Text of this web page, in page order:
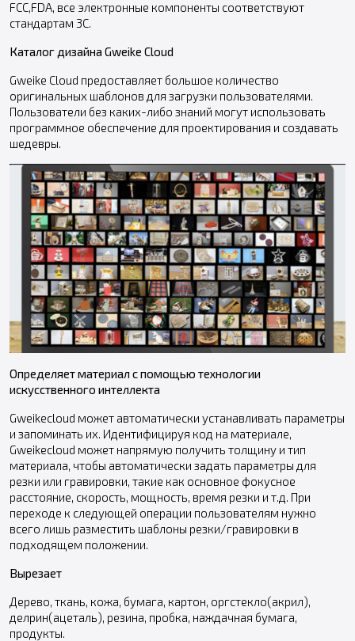
FCC,FDA, все электронные компоненты соответствуют
стандартам 3C.
Каталог дизайна Gweike Cloud
Gweike Cloud предоставляет большое количество
оригинальных шаблонов для загрузки пользователями.
Пользователи без каких-либо знаний могут использовать
программное обеспечение для проектирования и создавать
шедевры.
Определяет материал с помощью технологии
искусственного интеллекта
Gweikeсloud может автоматически устанавливать параметры
и запоминать их. Идентифицируя код на материале,
Gweikeсloud может напрямую получить толщину и тип
материала, чтобы автоматически задать параметры для
резки или гравировки, такие как основное фокусное
расстояние, скорость, мощность, время резки и т.д. При
переходе к следующей операции пользователям нужно
всего лишь разместить шаблоны резки/гравировки в
подходящем положении.
Вырезает
Дерево, ткань, кожа, бумага, картон, оргстекло(акрил),
делрин(ацеталь), резина, пробка, наждачная бумага,
продукты.